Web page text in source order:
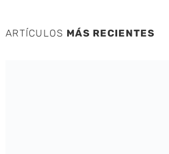
ARTÍCULOS MÁS RECIENTES